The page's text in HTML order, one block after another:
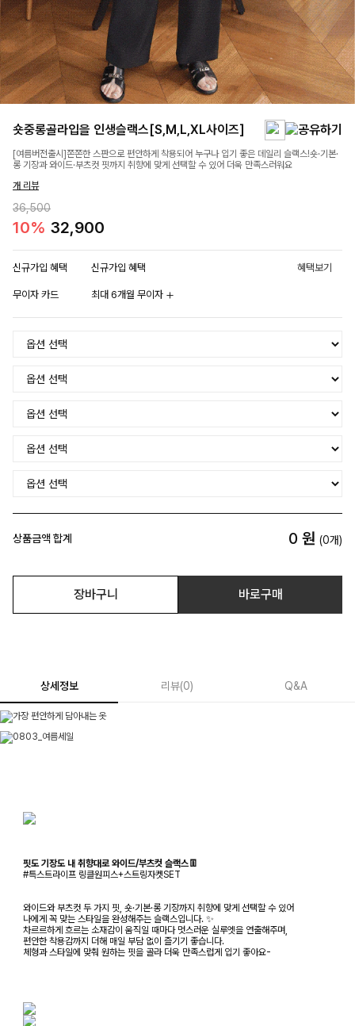
숏중롱골라입을 인생슬랙스[S,M,L,XL사이즈]
[여름버전출시]쫀쫀한 스판으로 편안하게 착용되어 누구나 입기 좋은 데일리 슬랙스!숏·기본·
롱 기장과 와이드·부츠컷 핏까지 취향에 맞게 선택할 수 있어 더욱 만족스러워요
개 리뷰
36,500
10% 32,900
신규가입 혜택 신규가입 혜택 혜택보기
무이자 카드 최대 6개월 무이자
상품금액 합계 0 원 (0개)
장바구니 바로구매
상세정보 리뷰(0) Q&A
핏도 기장도 내 취향대로 와이드/부츠컷 슬랙스👖
#특스트라이프 링클원피스+스트링자켓SET
와이드와 부츠컷 두 가지 핏, 숏·기본·롱 기장까지 취향에 맞게 선택할 수 있어
나에게 꼭 맞는 스타일을 완성해주는 슬랙스입니다. ✨
차르르하게 흐르는 소재감이 움직일 때마다 멋스러운 실루엣을 연출해주며,
편안한 착용감까지 더해 매일 부담 없이 즐기기 좋습니다.
체형과 스타일에 맞춰 원하는 핏을 골라 더욱 만족스럽게 입기 좋아요-